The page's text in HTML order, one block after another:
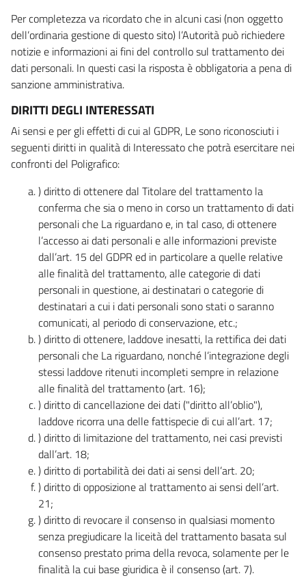
Per completezza va ricordato che in alcuni casi (non oggetto
dell’ordinaria gestione di questo sito) l’Autorità può richiedere
notizie e informazioni ai fini del controllo sul trattamento dei
dati personali. In questi casi la risposta è obbligatoria a pena di
sanzione amministrativa.
DIRITTI DEGLI INTERESSATI
Ai sensi e per gli effetti di cui al GDPR, Le sono riconosciuti i
seguenti diritti in qualità di Interessato che potrà esercitare nei
confronti del Poligrafico:
) diritto di ottenere dal Titolare del trattamento la
conferma che sia o meno in corso un trattamento di dati
personali che La riguardano e, in tal caso, di ottenere
l’accesso ai dati personali e alle informazioni previste
dall’art. 15 del GDPR ed in particolare a quelle relative
alle finalità del trattamento, alle categorie di dati
personali in questione, ai destinatari o categorie di
destinatari a cui i dati personali sono stati o saranno
comunicati, al periodo di conservazione, etc.;
) diritto di ottenere, laddove inesatti, la rettifica dei dati
personali che La riguardano, nonché l’integrazione degli
stessi laddove ritenuti incompleti sempre in relazione
alle finalità del trattamento (art. 16);
) diritto di cancellazione dei dati ("diritto all’oblio"),
laddove ricorra una delle fattispecie di cui all’art. 17;
) diritto di limitazione del trattamento, nei casi previsti
dall’art. 18;
) diritto di portabilità dei dati ai sensi dell’art. 20;
) diritto di opposizione al trattamento ai sensi dell’art.
21;
) diritto di revocare il consenso in qualsiasi momento
senza pregiudicare la liceità del trattamento basata sul
consenso prestato prima della revoca, solamente per le
finalità la cui base giuridica è il consenso (art. 7).